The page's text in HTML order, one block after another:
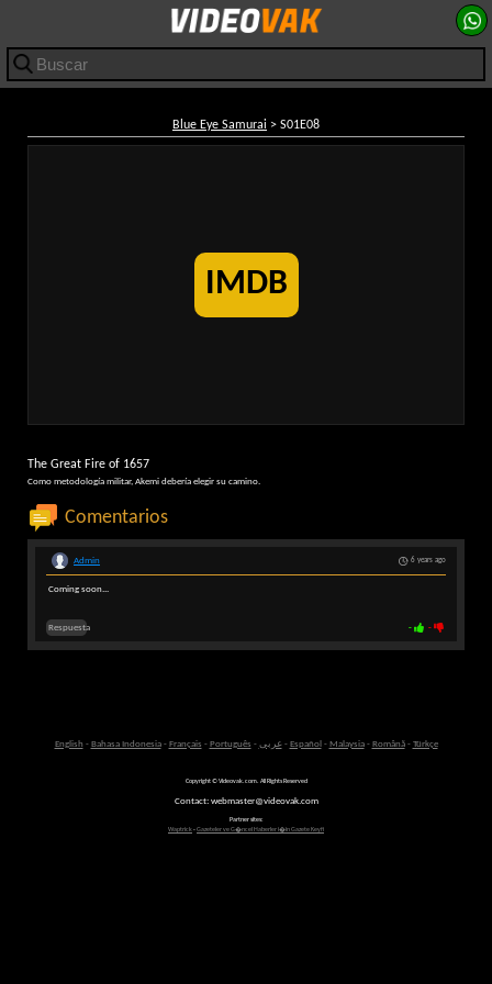
Blue Eye Samurai > S01E08
IMDB
The Great Fire of 1657
Como metodología militar, Akemi debería elegir su camino.
Comentarios
6 years ago
Admin
Coming soon...
- -
Respuesta
English - Bahasa Indonesia- Français - Português - عربى- Español - Malaysia- Română- Türkçe
Copyright © Videovak.com. All Rights Reserved
Contact: webmaster@videovak.com
Partner sites:
Waptrick-Gazeteler ve G�ncel Haberler i�in Gazete Keyfi